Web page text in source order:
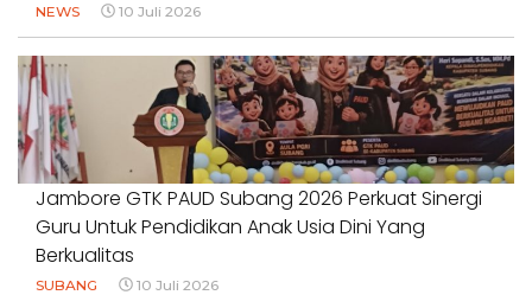
NEWS 10 Juli 2026
Jambore GTK PAUD Subang 2026 Perkuat Sinergi
Guru Untuk Pendidikan Anak Usia Dini Yang
Berkualitas
SUBANG 10 Juli 2026